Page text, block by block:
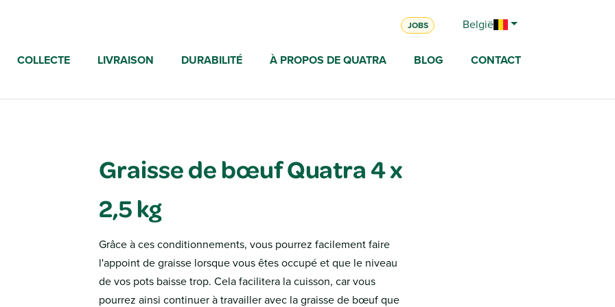
JOBS België
COLLECTE LIVRAISON DURABILITÉ À PROPOS DE QUATRA BLOG CONTACT
Graisse de bœuf Quatra 4 x
2,5 kg
Grâce à ces conditionnements, vous pourrez facilement faire
l'appoint de graisse lorsque vous êtes occupé et que le niveau
de vos pots baisse trop. Cela facilitera la cuisson, car vous
pourrez ainsi continuer à travailler avec la graisse de bœuf que